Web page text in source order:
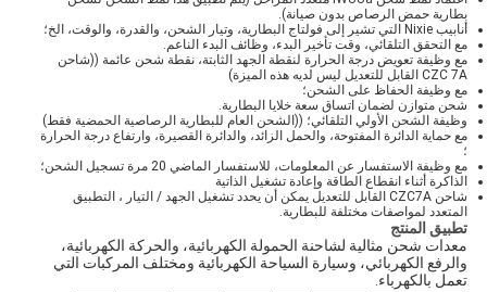
بطارية حمض الرصاص بدون صيانة).
أنابيب Nixie التي تشير إلى فولتاج البطارية، وتيار الشحن، والقدرة، والوقت، الخ؛
مع التحقق التلقائي، وقت تأخير البدء، وظائف البدء الناعم.
مع وظيفة تعويض درجة الحرارة لنقطة الجهد الثابتة، نقطة شحن عائمة ((شاحن
CZC 7A القابل للتعديل ليس لديه هذه الميزة)
مع وظيفة الحفاظ على الشحن؛
شحن متوازن لضمان اتساق سعة خلايا البطارية.
وظيفة الشحن الأولي التلقائي؛ ((الشحن العام للبطارية الرصاصية الحمضية فقط)
مع حماية الدائرة المفتوحة، والحمل الزائد، والدائرة القصيرة، وارتفاع درجة الحرارة
؛
مع وظيفة الاستفسار عن المعلومات، للاستفسار الماضي 20 مرة تسجيل الشحن؛
الذاكرة أثناء انقطاع الطاقة وإعادة تشغيل الذاتية
شاحن CZC7A القابل للتعديل يمكن أن يحدد تشغيل الجهد / التيار ، التطبيق
المتعدد لمواصفات مختلفة للبطارية.
تطبيق المنتج
معدات شحن مثالية لشاحنة الحمولة الكهربائية، والحركة الكهربائية،
والرفع الكهربائي، وسيارة السياحة الكهربائية ومختلف المركبات التي
تعمل بالكهرباء.